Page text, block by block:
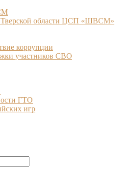
Тверской области ЦСП «ШВСМ»
коррупции
участников СВО
ГТО
игр